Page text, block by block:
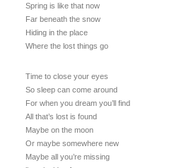
Spring is like that now
Far beneath the snow
Hiding in the place
Where the lost things go
Time to close your eyes
So sleep can come around
For when you dream you’ll find
All that’s lost is found
Maybe on the moon
Or maybe somewhere new
Maybe all you’re missing